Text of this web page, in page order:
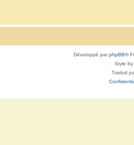
Développé parphpBB®
Style by
Traduit